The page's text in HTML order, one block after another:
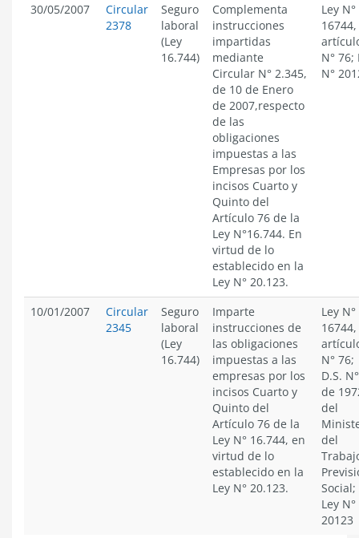
30/05/2007
Circular
2378
Seguro
laboral
(Ley
16.744)
Complementa
instrucciones
impartidas
mediante
Circular N° 2.345,
de 10 de Enero
de 2007,respecto
de las
obligaciones
impuestas a las
Empresas por los
incisos Cuarto y
Quinto del
Artículo 76 de la
Ley N°16.744. En
virtud de lo
establecido en la
Ley N° 20.123.
Ley N°
16744,
N° 76;
N°
10/01/2007
Circular
2345
Seguro
laboral
(Ley
16.744)
Imparte
instrucciones de
las obligaciones
impuestas a las
empresas por los
incisos Cuarto y
Quinto del
Artículo 76 de la
Ley N° 16.744, en
virtud de lo
establecido en la
Ley N° 20.123.
Ley N°
16744,
N° 76;
D.S.
de
del
del
Social;
Ley N°
20123